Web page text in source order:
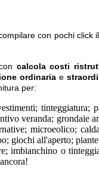
con pochi click
calcola costi
ordinariae
per:
veranda;
microeolico;
giochi all'aperto;
imbianchino o